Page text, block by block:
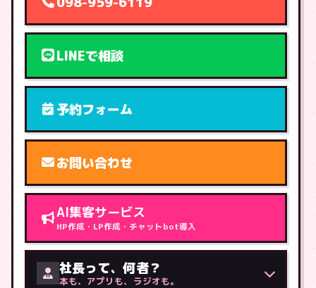
LINEで相談
予約フォーム
お問い合わせ
AI集客サービス
HP作成・LP作成・チャットbot導入
社長って、何者？
本も、アプリも、ラジオも。